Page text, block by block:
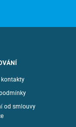
od smlouvy